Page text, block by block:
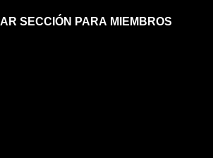
SECCIÓN PARA MIEMBROS